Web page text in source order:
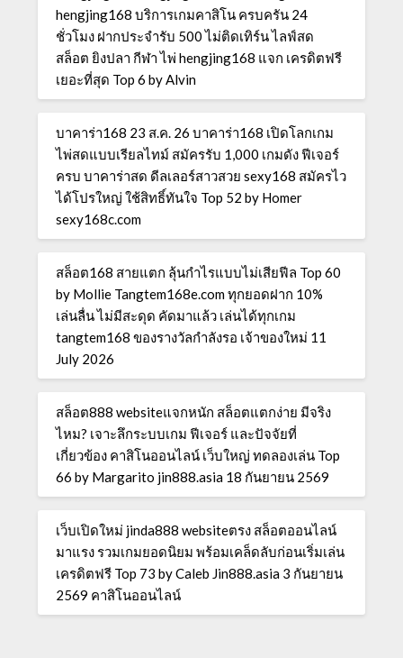
hengjing168 บริการเกมคาสิโน ครบครัน 24
ชั่วโมง ฝากประจำรับ 500 ไม่ติดเทิร์น ไลฟ์สด
สล็อต ยิงปลา กีฬา ไพ่ hengjing168 แจก เครดิตฟรี
เยอะที่สุด Top 6 by Alvin
บาคาร่า168 23 ส.ค. 26 บาคาร่า168 เปิดโลกเกม
ไพ่สดแบบเรียลไทม์ สมัครรับ 1,000 เกมดัง ฟีเจอร์
ครบ บาคาร่าสด ดีลเลอร์สาวสวย sexy168 สมัครไว
ได้โปรใหญ่ ใช้สิทธิ์ทันใจ Top 52 by Homer
sexy168c.com
สล็อต168 สายแตก ลุ้นกำไรแบบไม่เสียฟีล Top 60
by Mollie Tangtem168e.com ทุกยอดฝาก 10%
เล่นลื่น ไม่มีสะดุด คัดมาแล้ว เล่นได้ทุกเกม
tangtem168 ของรางวัลกำลังรอ เจ้าของใหม่ 11
July 2026
สล็อต888 websiteแจกหนัก สล็อตแตกง่าย มีจริง
ไหม? เจาะลึกระบบเกม ฟีเจอร์ และปัจจัยที่
เกี่ยวข้อง คาสิโนออนไลน์ เว็บใหญ่ ทดลองเล่น Top
66 by Margarito jin888.asia 18 กันยายน 2569
เว็บเปิดใหม่ jinda888 websiteตรง สล็อตออนไลน์
มาแรง รวมเกมยอดนิยม พร้อมเคล็ดลับก่อนเริ่มเล่น
เครดิตฟรี Top 73 by Caleb Jin888.asia 3 กันยายน
2569 คาสิโนออนไลน์